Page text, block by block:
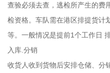
查验必须去查，逃检所产生的费
检资格。车队需在港区排提货计
等。一般情况是提前1个工作日 排
入库.分销
收货人收到货物后安排仓储、分